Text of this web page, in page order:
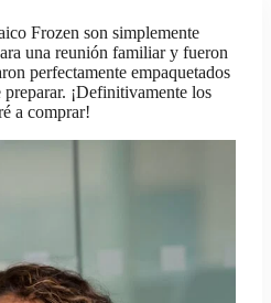
Frozen son simplemente
una reunión familiar y fueron
perfectamente empaquetados
¡Definitivamente los
a comprar!